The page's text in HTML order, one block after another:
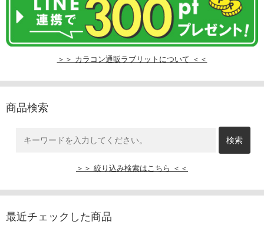
＞＞ カラコン通販ラブリットについて ＜＜
商品検索
＞＞ 絞り込み検索はこちら ＜＜
最近チェックした商品